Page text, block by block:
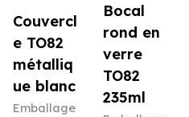
Couvercl
e TO82
métalliq
ue blanc
Emballage
Bocal
rond en
verre
TO82
235ml